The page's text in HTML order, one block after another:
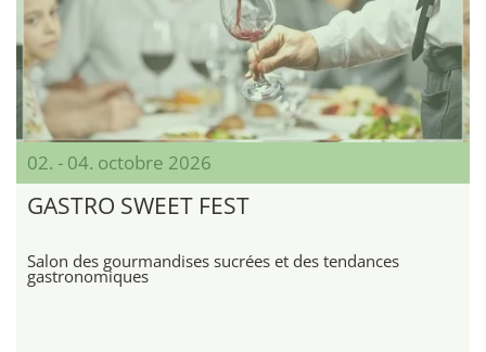
02. - 04. octobre 2026
GASTRO SWEET FEST
Salon des gourmandises sucrées et des tendances
gastronomiques